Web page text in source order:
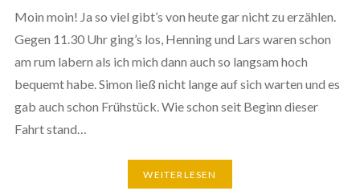
Moin moin! Ja so viel gibt’s von heute gar nicht zu erzählen.
Gegen 11.30 Uhr ging’s los, Henning und Lars waren schon
am rum labern als ich mich dann auch so langsam hoch
bequemt habe. Simon ließ nicht lange auf sich warten und es
gab auch schon Frühstück. Wie schon seit Beginn dieser
Fahrt stand…
WEITERLESEN